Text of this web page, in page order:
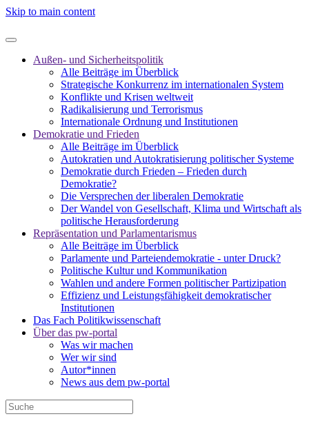
Skip to main content
Außen- und Sicherheitspolitik
Alle Beiträge im Überblick
Strategische Konkurrenz im internationalen System
Konflikte und Krisen weltweit
Radikalisierung und Terrorismus
Internationale Ordnung und Institutionen
Demokratie und Frieden
Alle Beiträge im Überblick
Autokratien und Autokratisierung politischer Systeme
Demokratie durch Frieden – Frieden durch
Demokratie?
Die Versprechen der liberalen Demokratie
Der Wandel von Gesellschaft, Klima und Wirtschaft als
politische Herausforderung
Repräsentation und Parlamentarismus
Alle Beiträge im Überblick
Parlamente und Parteiendemokratie - unter Druck?
Politische Kultur und Kommunikation
Wahlen und andere Formen politischer Partizipation
Effizienz und Leistungsfähigkeit demokratischer
Institutionen
Das Fach Politikwissenschaft
Über das pw-portal
Was wir machen
Wer wir sind
Autor*innen
News aus dem pw-portal